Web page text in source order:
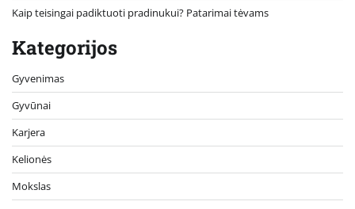
Kaip teisingai padiktuoti pradinukui? Patarimai tėvams
Kategorijos
Gyvenimas
Gyvūnai
Karjera
Kelionės
Mokslas